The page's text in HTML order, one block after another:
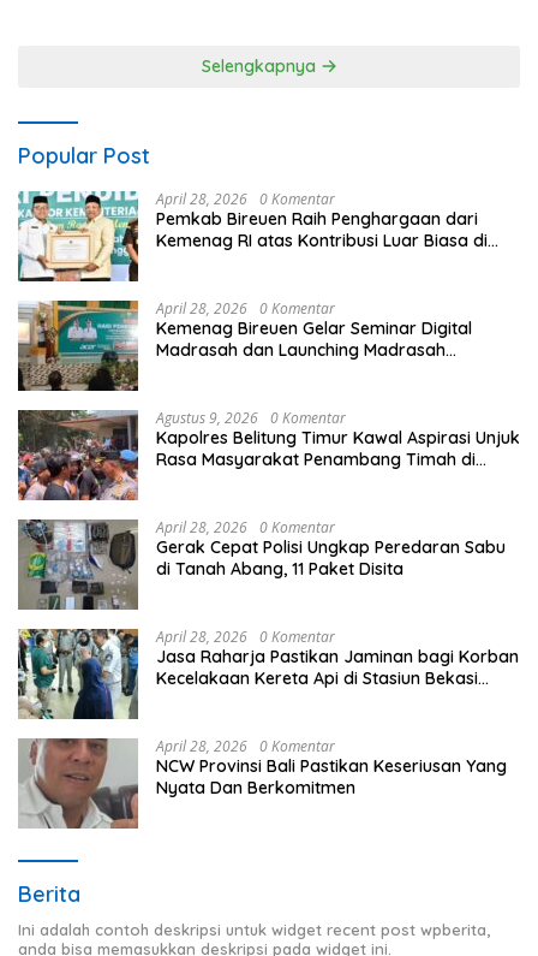
Selengkapnya
Popular Post
April 28, 2026 0 Komentar
Pemkab Bireuen Raih Penghargaan dari
Kemenag RI atas Kontribusi Luar Biasa di
April 28, 2026 0 Komentar
Kemenag Bireuen Gelar Seminar Digital
Madrasah dan Launching Madrasah
Agustus 9, 2026 0 Komentar
Kapolres Belitung Timur Kawal Aspirasi Unjuk
Rasa Masyarakat Penambang Timah di
April 28, 2026 0 Komentar
Gerak Cepat Polisi Ungkap Peredaran Sabu
di Tanah Abang, 11 Paket Disita
April 28, 2026 0 Komentar
Jasa Raharja Pastikan Jaminan bagi Korban
Kecelakaan Kereta Api di Stasiun Bekasi
April 28, 2026 0 Komentar
NCW Provinsi Bali Pastikan Keseriusan Yang
Nyata Dan Berkomitmen
Berita
Ini adalah contoh deskripsi untuk widget recent post wpberita,
anda bisa memasukkan deskripsi pada widget ini.